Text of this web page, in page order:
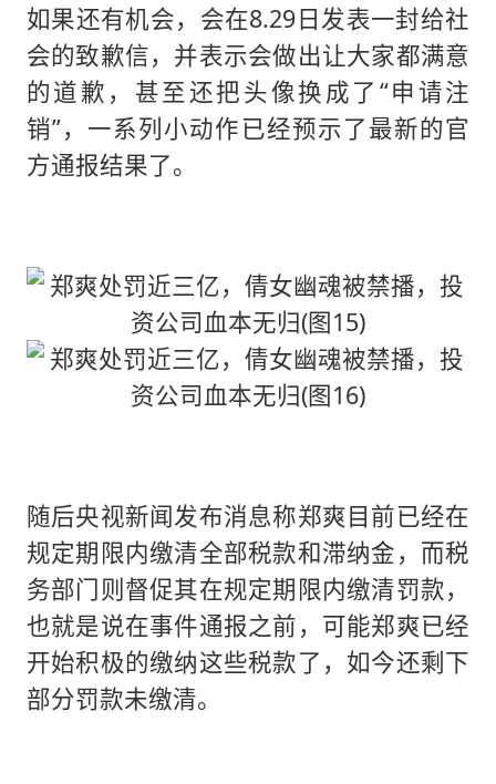
如果还有机会，会在8.29日发表一封给社
会的致歉信，并表示会做出让大家都满意
的道歉，甚至还把头像换成了“申请注
销”，一系列小动作已经预示了最新的官
方通报结果了。
随后央视新闻发布消息称郑爽目前已经在
规定期限内缴清全部税款和滞纳金，而税
务部门则督促其在规定期限内缴清罚款，
也就是说在事件通报之前，可能郑爽已经
开始积极的缴纳这些税款了，如今还剩下
部分罚款未缴清。